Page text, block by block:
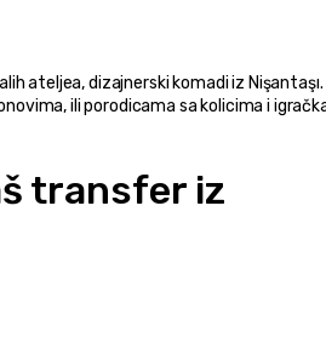
ateljea, dizajnerski komadi iz Nişantaşı.
ili porodicama sa kolicima i
transfer iz